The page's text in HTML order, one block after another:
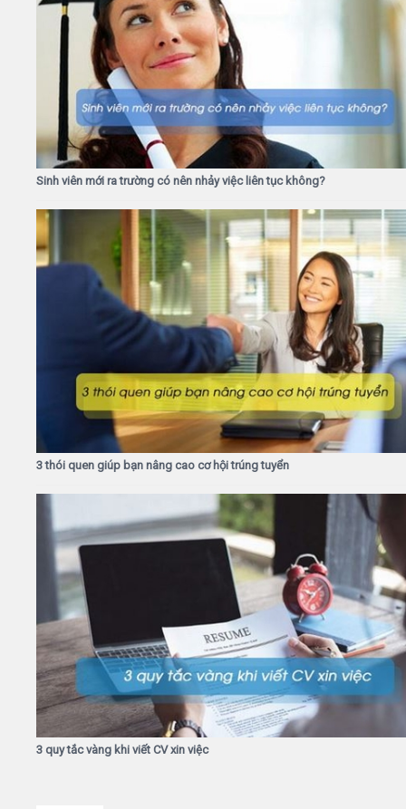
Sinh viên mới ra trường có nên nhảy việc liên tục không?
3 thói quen giúp bạn nâng cao cơ hội trúng tuyển
3 quy tắc vàng khi viết CV xin việc